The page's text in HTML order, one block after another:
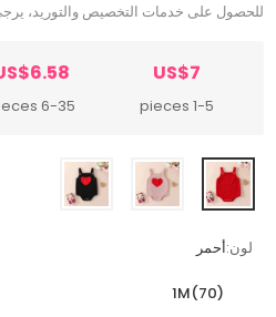
للحصول على خدمات التخصيص والتوريد،
US$7
1-5 pieces
6-35 pieces
لون:أحمر
1M(70)